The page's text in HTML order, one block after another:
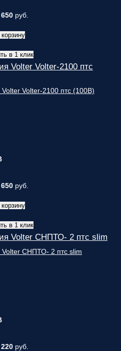
руб.
в 1 клик
Volter Volter-2100 птс
руб.
в 1 клик
Volter СНПТО- 2 птс slim
руб.